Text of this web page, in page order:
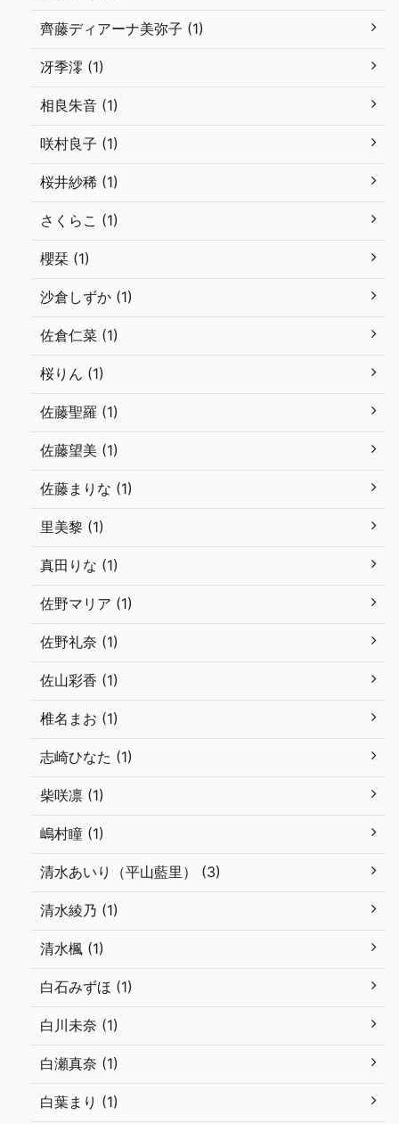
齊藤ディアーナ美弥子 (1)
冴季澪 (1)
相良朱音 (1)
咲村良子 (1)
桜井紗稀 (1)
さくらこ (1)
櫻栞 (1)
沙倉しずか (1)
佐倉仁菜 (1)
桜りん (1)
佐藤聖羅 (1)
佐藤望美 (1)
佐藤まりな (1)
里美黎 (1)
真田りな (1)
佐野マリア (1)
佐野礼奈 (1)
佐山彩香 (1)
椎名まお (1)
志崎ひなた (1)
柴咲凛 (1)
嶋村瞳 (1)
清水あいり（平山藍里） (3)
清水綾乃 (1)
清水楓 (1)
白石みずほ (1)
白川未奈 (1)
白瀬真奈 (1)
白葉まり (1)